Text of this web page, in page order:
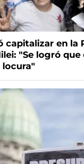
capitalizar en la
"Se logró
locura"